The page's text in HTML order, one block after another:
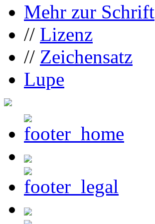
Mehr zur Schrift
// Lizenz
// Zeichensatz
Lupe